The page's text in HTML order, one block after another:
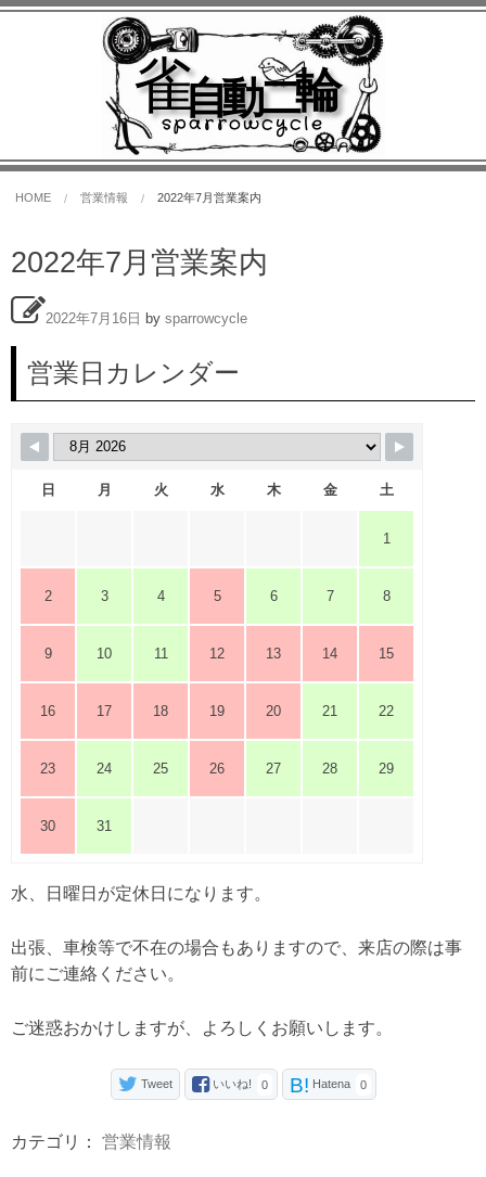
雀自動二輪
sparrowcycle
HOME 営業情報 2022年7月営業案内
2022年7月営業案内
2022年7月16日 by sparrowcycle
営業日カレンダー
日 月 火 水 木 金 土
1
2 3 4 5 6 7 8
9 10 11 12 13 14 15
16 17 18 19 20 21 22
23 24 25 26 27 28 29
30 31
水、日曜日が定休日になります。
出張、車検等で不在の場合もありますので、来店の際は事
前にご連絡ください。
ご迷惑おかけしますが、よろしくお願いします。
Tweet いいね! 0 B! Hatena 0
カテゴリ： 営業情報